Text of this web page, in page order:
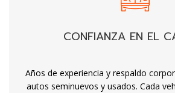
CONFIANZA EN EL
Años de experiencia y respaldo
autos seminuevos y usados. Cada